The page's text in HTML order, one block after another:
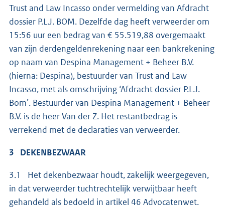
Trust and Law Incasso onder vermelding van Afdracht
dossier P.L.J. BOM. Dezelfde dag heeft verweerder om
15:56 uur een bedrag van € 55.519,88 overgemaakt
van zijn derdengeldenrekening naar een bankrekening
op naam van Despina Management + Beheer B.V.
(hierna: Despina), bestuurder van Trust and Law
Incasso, met als omschrijving ‘Afdracht dossier P.L.J.
Bom’. Bestuurder van Despina Management + Beheer
B.V. is de heer Van der Z. Het restantbedrag is
verrekend met de declaraties van verweerder.
3 DEKENBEZWAAR
3.1 Het dekenbezwaar houdt, zakelijk weergegeven,
in dat verweerder tuchtrechtelijk verwijtbaar heeft
gehandeld als bedoeld in artikel 46 Advocatenwet.